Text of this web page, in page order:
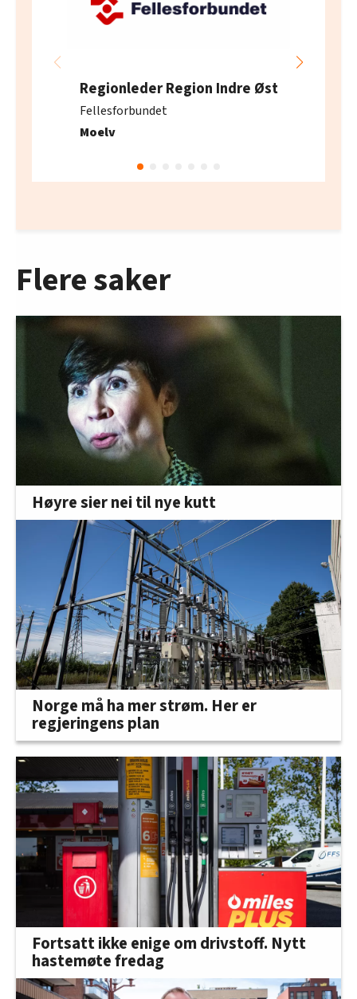
Regionleder Region Indre Øst
Fellesforbundet
Moelv
Flere saker
Høyre sier nei til nye kutt
Norge må ha mer strøm. Her er
regjeringens plan
Fortsatt ikke enige om drivstoff. Nytt
hastemøte fredag